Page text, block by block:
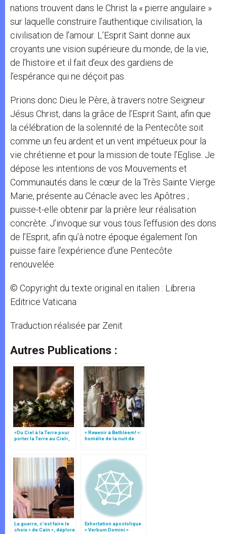
nations trouvent dans le Christ la « pierre angulaire »
sur laquelle construire l’authentique civilisation, la
civilisation de l’amour. L’Esprit Saint donne aux
croyants une vision supérieure du monde, de la vie,
de l’histoire et il fait d’eux des gardiens de
l’espérance qui ne déçoit pas.
Prions donc Dieu le Père, à travers notre Seigneur
Jésus Christ, dans la grâce de l’Esprit Saint, afin que
la célébration de la solennité de la Pentecôte soit
comme un feu ardent et un vent impétueux pour la
vie chrétienne et pour la mission de toute l’Eglise. Je
dépose les intentions de vos Mouvements et
Communautés dans le cœur de la Très Sainte Vierge
Marie, présente au Cénacle avec les Apôtres ;
puisse-t-elle obtenir par la prière leur réalisation
concrète. J’invoque sur vous tous l’effusion des dons
de l’Esprit, afin qu’à notre époque également l’on
puisse faire l’expérience d’une Pentecôte
renouvelée.
© Copyright du texte original en italien : Libreria
Editrice Vaticana
Traduction réalisée par Zenit
Autres Publications :
«Du Ciel à la Terre pour
porter la Terre au Ciel»,
« Revenir à Bethléem! »:
homélie de la nuit de
Noël (texte complet)
La guerre, c’est faire le
choix « de Caïn », déplore
Exhortation apostolique
« Verbum Domini »